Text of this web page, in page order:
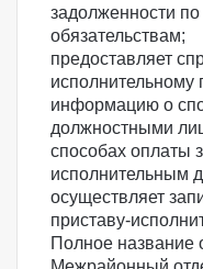
задолженности
обязательствам;
предоставляет
исполнительному
информацию о
должностными
способах оплаты
исполнительным
осуществляет
приставу-
Полное название